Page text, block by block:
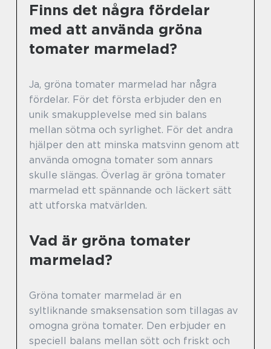
Finns det några fördelar
med att använda gröna
tomater marmelad?
Ja, gröna tomater marmelad har några
fördelar. För det första erbjuder den en
unik smakupplevelse med sin balans
mellan sötma och syrlighet. För det andra
hjälper den att minska matsvinn genom att
använda omogna tomater som annars
skulle slängas. Överlag är gröna tomater
marmelad ett spännande och läckert sätt
att utforska matvärlden.
Vad är gröna tomater
marmelad?
Gröna tomater marmelad är en
syltliknande smaksensation som tillagas av
omogna gröna tomater. Den erbjuder en
speciell balans mellan sött och friskt och